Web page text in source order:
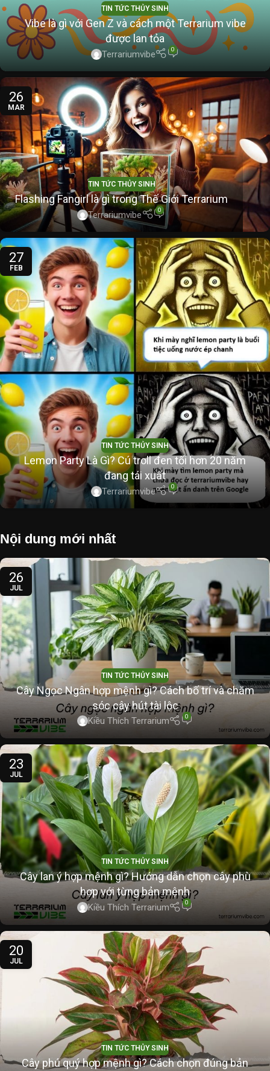
TIN TỨC THỦY SINH
Vibe là gì với Gen Z và cách một Terrarium vibe
được lan tỏa
Terrariumvibe 0
26
MAR
TIN TỨC THỦY SINH
Flashing Fangirl là gì trong Thế Giới Terrarium
Terrariumvibe 0
27
FEB
TIN TỨC THỦY SINH
Lemon Party Là Gì? Cú troll đen tối hơn 20 năm
đang tái xuất
Terrariumvibe 0
Nội dung mới nhất
26
JUL
TIN TỨC THỦY SINH
Cây Ngọc Ngân hợp mệnh gì? Cách bố trí và chăm
sóc cây hút tài lộc
Kiều Thích Terrarium 0
23
JUL
TIN TỨC THỦY SINH
Cây lan ý hợp mệnh gì? Hướng dẫn chọn cây phù
hợp với từng bản mệnh
Kiều Thích Terrarium 0
20
JUL
TIN TỨC THỦY SINH
Cây phú quý hợp mệnh gì? Cách chọn đúng bản